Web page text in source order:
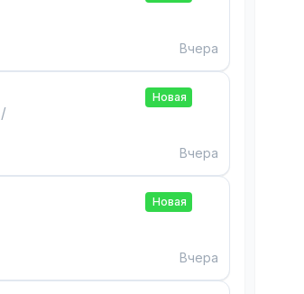
Вчера
/
Новая
Вчера
Новая
Вчера